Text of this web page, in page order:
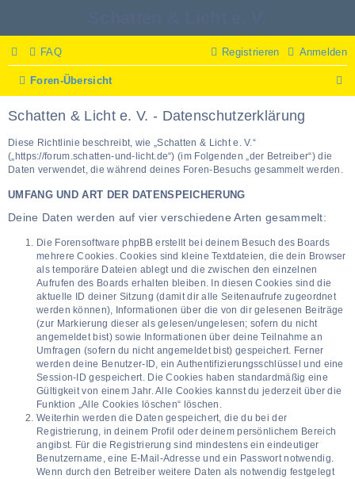
FAQ Anmelden
Registrieren
Foren-Übersicht
u
Schatten & Licht e. V. - Datenschutzerklärung
Diese Richtlinie beschreibt, wie „Schatten & Licht e. V.“
(„https://forum.schatten-und-licht.de“) (im Folgenden „der Betreiber“) die
Daten verwendet, die während deines Foren-Besuchs gesammelt werden.
UMFANG UND ART DER DATENSPEICHERUNG
Deine Daten werden auf vier verschiedene Arten gesammelt:
Die Forensoftware phpBB erstellt bei deinem Besuch des Boards
mehrere Cookies. Cookies sind kleine Textdateien, die dein Browser
als temporäre Dateien ablegt und die zwischen den einzelnen
Aufrufen des Boards erhalten bleiben. In diesen Cookies sind die
aktuelle ID deiner Sitzung (damit dir alle Seitenaufrufe zugeordnet
werden können), Informationen über die von dir gelesenen Beiträge
(zur Markierung dieser als gelesen/ungelesen; sofern du nicht
angemeldet bist) sowie Informationen über deine Teilnahme an
Umfragen (sofern du nicht angemeldet bist) gespeichert. Ferner
werden deine Benutzer-ID, ein Authentifizierungsschlüssel und eine
Session-ID gespeichert. Die Cookies haben standardmäßig eine
Gültigkeit von einem Jahr. Alle Cookies kannst du jederzeit über die
Funktion „Alle Cookies löschen“ löschen.
Weiterhin werden die Daten gespeichert, die du bei der
Registrierung, in deinem Profil oder deinem persönlichem Bereich
angibst. Für die Registrierung sind mindestens ein eindeutiger
Benutzername, eine E-Mail-Adresse und ein Passwort notwendig.
Wenn durch den Betreiber weitere Daten als notwendig festgelegt